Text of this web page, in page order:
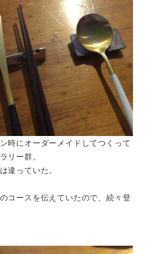
時にオーダーメイドしてつくって
リー群。
違っていた。
コースを伝えていたので、続々登